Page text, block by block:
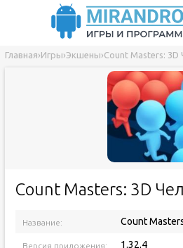
Главная›Игры›Экшены›Count Masters: 3D
Count Masters: 3D
Название: Count
Версия приложения: 1.32.4